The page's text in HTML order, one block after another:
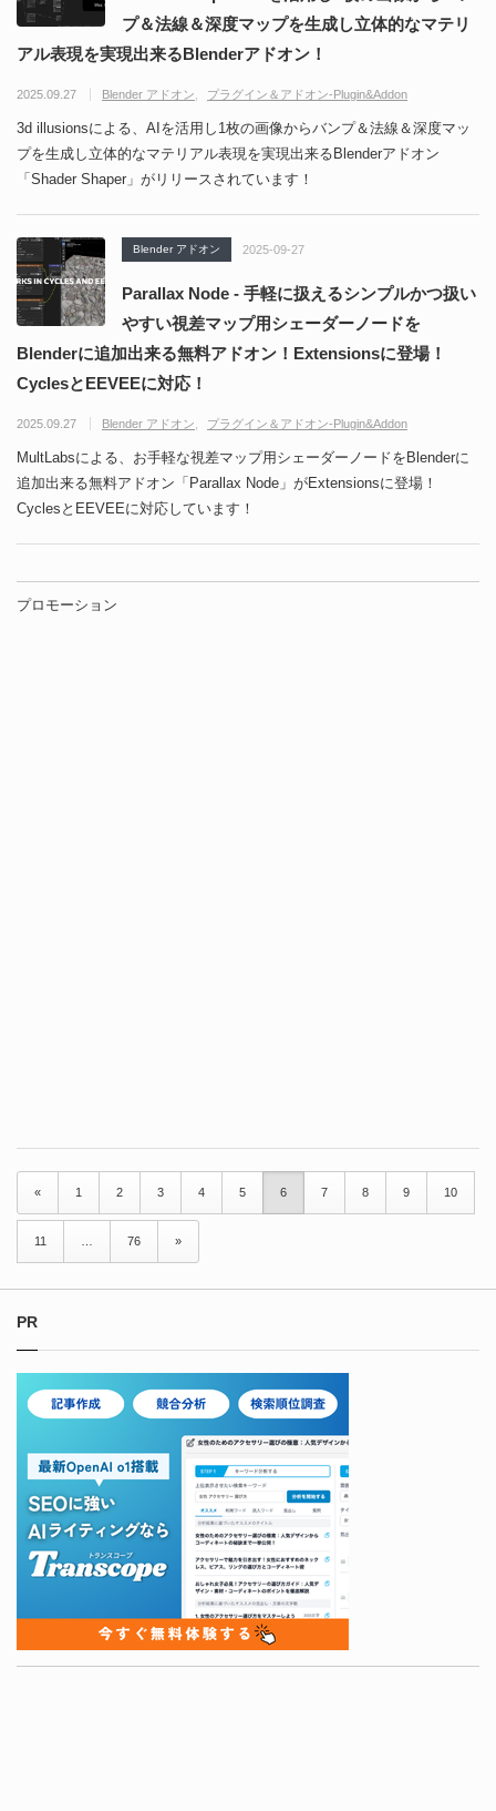
プ＆法線＆深度マップを生成し立体的なマテリ
アル表現を実現出来るBlenderアドオン！
2025.09.27 Blender アドオン プラグイン＆アドオン-Plugin&Addon
3d illusionsによる、AIを活用し1枚の画像からバンプ＆法線＆深度マッ
プを生成し立体的なマテリアル表現を実現出来るBlenderアドオン
「Shader Shaper」がリリースされています！
Blender アドオン 2025-09-27
Parallax Node - 手軽に扱えるシンプルかつ扱い
やすい視差マップ用シェーダーノードを
Blenderに追加出来る無料アドオン！Extensionsに登場！
CyclesとEEVEEに対応！
2025.09.27 Blender アドオン プラグイン＆アドオン-Plugin&Addon
MultLabsによる、お手軽な視差マップ用シェーダーノードをBlenderに
追加出来る無料アドオン「Parallax Node」がExtensionsに登場！
CyclesとEEVEEに対応しています！
プロモーション
« 1 2 3 4 5 6 7 8 9 10
11 76 »
PR